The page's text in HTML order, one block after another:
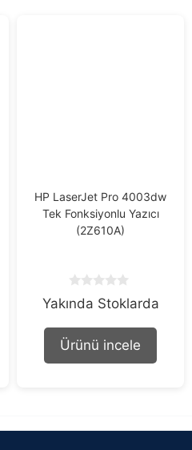
HP LaserJet Pro 4003dw
Tek Fonksiyonlu Yazıcı
(2Z610A)
o
o
f
Yakında Stoklarda
Ürünü incele